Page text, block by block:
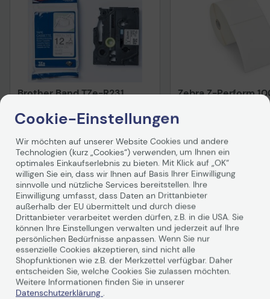
Brother Band TZe-R231
Auf Lager: Lieferung in 1-2 Werktagen
9,37 €
inkl. MwSt. zzgl.Versandab5,99 €
In den Warenkorb
Zebra Z-Perform
Thermotransfer
102mm x 152mm -
Artikel lieferbar in 1-3
81,36 €
inkl. MwSt. zzgl.
In den
Hinweis
Technisches
Vorvertragliche
Cookie-Einstellungen
Wir möchten auf unserer Website Cookies und andere
Technologien (kurz „Cookies“) verwenden, um Ihnen ein
optimales Einkaufserlebnis zu bieten. Mit Klick auf „OK“
willigen Sie ein, dass wir Ihnen auf Basis Ihrer Einwilligung
sinnvolle und nützliche Services bereitstellen. Ihre
Einwilligung umfasst, dass Daten an Drittanbieter
außerhalb der EU übermittelt und durch diese
Drittanbieter verarbeitet werden dürfen, z.B. in die USA. Sie
können Ihre Einstellungen verwalten und jederzeit auf Ihre
persönlichen Bedürfnisse anpassen. Wenn Sie nur
essenzielle Cookies akzeptieren, sind nicht alle
Shopfunktionen wie z.B. der Merkzettel verfügbar. Daher
entscheiden Sie, welche Cookies Sie zulassen möchten.
Weitere Informationen finden Sie in unserer
Datenschutzerklärung .